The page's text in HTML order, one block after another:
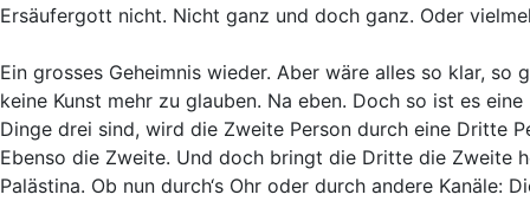
Ersäufergott nicht. Nicht ganz und doch ganz. Oder
Ein grosses Geheimnis wieder. Aber wäre alles so klar,
keine Kunst mehr zu glauben. Na eben. Doch so ist es
Dinge drei sind, wird die Zweite Person durch eine Dritte
Ebenso die Zweite. Und doch bringt die Dritte die Zweite
Palästina. Ob nun durch‘s Ohr oder durch andere Kanäle: